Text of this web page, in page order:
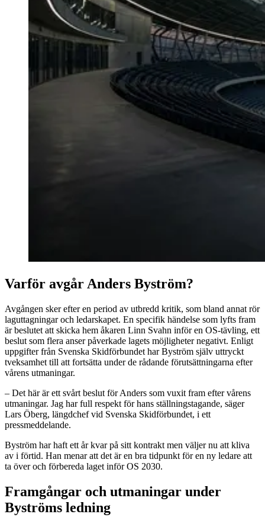
Varför avgår Anders Byström?
Avgången sker efter en period av utbredd kritik, som bland annat rör
laguttagningar och ledarskapet. En specifik händelse som lyfts fram
är beslutet att skicka hem åkaren Linn Svahn inför en OS-tävling, ett
beslut som flera anser påverkade lagets möjligheter negativt. Enligt
uppgifter från Svenska Skidförbundet har Byström själv uttryckt
tveksamhet till att fortsätta under de rådande förutsättningarna efter
vårens utmaningar.
– Det här är ett svårt beslut för Anders som vuxit fram efter vårens
utmaningar. Jag har full respekt för hans ställningstagande, säger
Lars Öberg, längdchef vid Svenska Skidförbundet, i ett
pressmeddelande.
Byström har haft ett år kvar på sitt kontrakt men väljer nu att kliva
av i förtid. Han menar att det är en bra tidpunkt för en ny ledare att
ta över och förbereda laget inför OS 2030.
Framgångar och utmaningar under
Byströms ledning